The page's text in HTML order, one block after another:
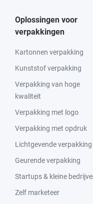
Oplossingen voor
verpakkingen
Kartonnen verpakking
Kunststof verpakking
Verpakking van hoge
kwaliteit
Verpakking met logo
Verpakking met opdruk
Lichtgevende verpakking
Geurende verpakking
Startups & kleine
Zelf marketeer